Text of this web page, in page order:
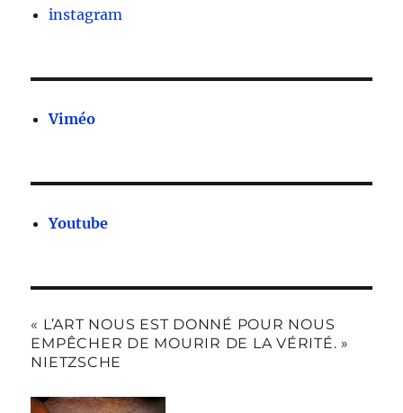
instagram
Viméo
Youtube
« L’ART NOUS EST DONNÉ POUR NOUS
EMPÊCHER DE MOURIR DE LA VÉRITÉ. »
NIETZSCHE